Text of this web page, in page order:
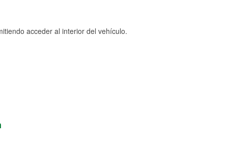
acceder al interior del vehículo.